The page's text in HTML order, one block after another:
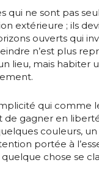
qui ne sont pas
extérieure ; ils
ouverts qui
n’est plus
lieu, mais habiter
qui comme
de gagner en
couleurs,
portée à
chose se